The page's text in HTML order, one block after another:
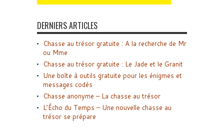
DERNIERS ARTICLES
Chasse au trésor gratuite : A la recherche de Mr
ou Mme
Chasse au trésor gratuite : Le Jade et le Granit
Une boîte à outils gratuite pour les énigmes et
messages codés
Chasse anonyme – La chasse au trésor
L’Écho du Temps – Une nouvelle chasse au
trésor se prépare